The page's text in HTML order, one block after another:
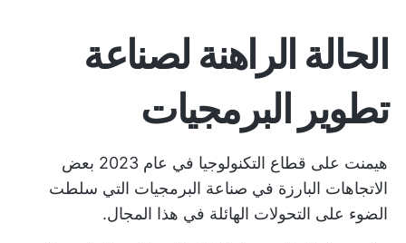
الحالة الراهنة لصناعة
تطوير البرمجيات
هيمنت على قطاع التكنولوجيا في عام 2023 بعض
الاتجاهات البارزة في صناعة البرمجيات التي سلطت
الضوء على التحولات الهائلة في هذا المجال.